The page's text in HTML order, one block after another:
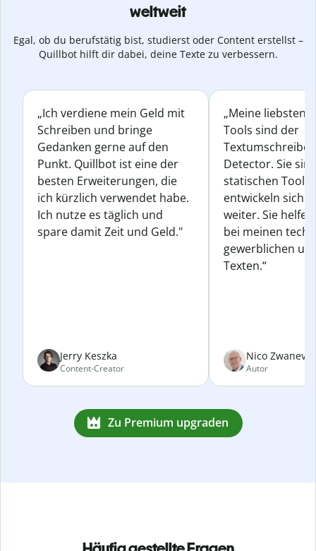
weltweit
Egal, ob du berufstätig bist, studierst oder Content erstellst –
Quillbot hilft dir dabei, deine Texte zu verbessern.
„Ich verdiene mein Geld mit
Schreiben und bringe
Gedanken gerne auf den
Punkt. Quillbot ist eine der
besten Erweiterungen, die
ich kürzlich verwendet habe.
Ich nutze es täglich und
spare damit Zeit und Geld."
Jerry Keszka
Content-Creator
„Meine liebsten
Tools sind der
Detector. Sie
statischen
entwickeln sich
weiter. Sie
bei meinen
gewerblichen
Texten.“
Nico
Autor
Zu Premium upgraden